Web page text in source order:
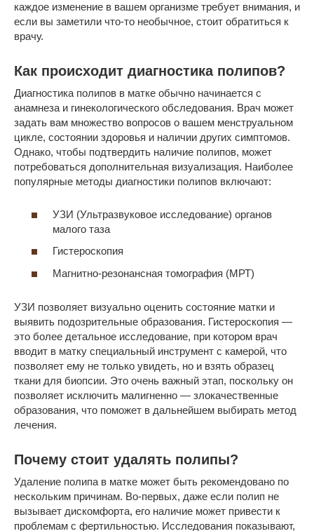
каждое изменение в вашем организме требует внимания, и
если вы заметили что-то необычное, стоит обратиться к
врачу.
Как происходит диагностика полипов?
Диагностика полипов в матке обычно начинается с
анамнеза и гинекологического обследования. Врач может
задать вам множество вопросов о вашем менструальном
цикле, состоянии здоровья и наличии других симптомов.
Однако, чтобы подтвердить наличие полипов, может
потребоваться дополнительная визуализация. Наиболее
популярные методы диагностики полипов включают:
УЗИ (Ультразвуковое исследование) органов
малого таза
Гистероскопия
Магнитно-резонансная томография (МРТ)
УЗИ позволяет визуально оценить состояние матки и
выявить подозрительные образования. Гистероскопия —
это более детальное исследование, при котором врач
вводит в матку специальный инструмент с камерой, что
позволяет ему не только увидеть, но и взять образец
ткани для биопсии. Это очень важный этап, поскольку он
позволяет исключить малигненно — злокачественные
образования, что поможет в дальнейшем выбирать метод
лечения.
Почему стоит удалять полипы?
Удаление полипа в матке может быть рекомендовано по
нескольким причинам. Во-первых, даже если полип не
вызывает дискомфорта, его наличие может привести к
проблемам с фертильностью. Исследования показывают,